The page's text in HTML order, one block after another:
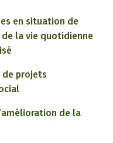
en situation de
la vie quotidienne
de projets
de la